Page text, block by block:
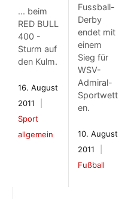
... beim
RED BULL
400 -
Sturm auf
den Kulm.
16. August
2011
Sport
allgemein
Fussball-
Derby
endet mit
einem
Sieg für
WSV-
Admiral-
Sportwett
en.
10. August
2011
Fußball